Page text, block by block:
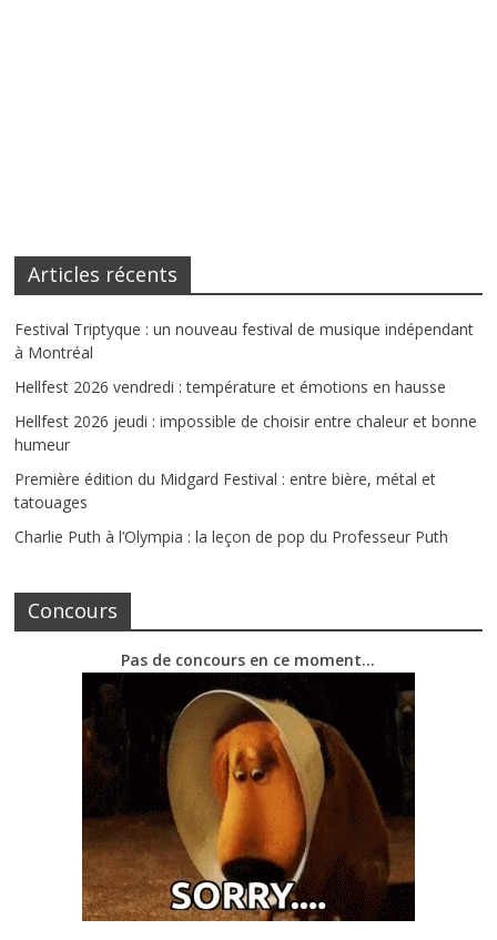
Articles récents
Festival Triptyque : un nouveau festival de musique indépendant
à Montréal
Hellfest 2026 vendredi : température et émotions en hausse
Hellfest 2026 jeudi : impossible de choisir entre chaleur et bonne
humeur
Première édition du Midgard Festival : entre bière, métal et
tatouages
Charlie Puth à l’Olympia : la leçon de pop du Professeur Puth
Concours
Pas de concours en ce moment…